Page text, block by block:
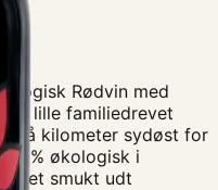
Rødvin med
en lille familiedrevet
få kilometer sydøst for
økologisk i
er et smukt udt